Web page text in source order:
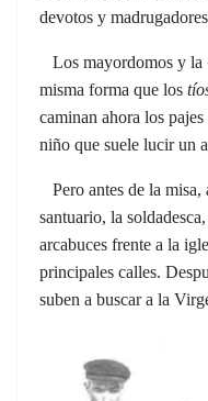
devotos y
Los mayordomos y la
misma forma que los
caminan ahora los
niño que suele lucir un
Pero antes de la misa,
santuario, la
arcabuces frente a la
principales calles.
suben a buscar a la